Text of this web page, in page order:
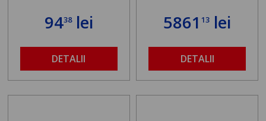
9438lei
DETALII
586113 lei
DETALII